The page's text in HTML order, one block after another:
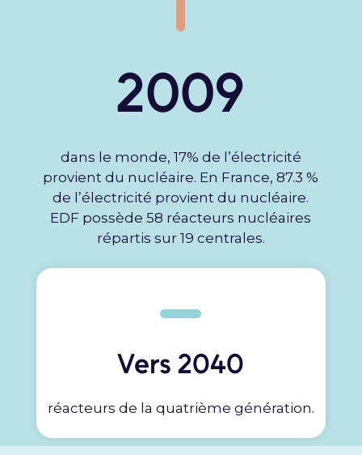
2009
dans le monde, 17% de l’électricité
provient du nucléaire. En France, 87.3 %
de l’électricité provient du nucléaire.
EDF possède 58 réacteurs nucléaires
répartis sur 19 centrales.
Vers 2040
réacteurs de la quatrième génération.